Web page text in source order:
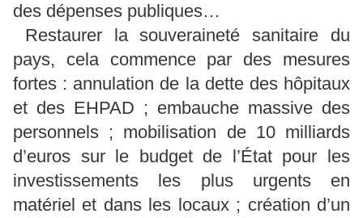
des dépenses publiques…
Restaurer la souveraineté sanitaire du
pays, cela commence par des mesures
fortes : annulation de la dette des hôpitaux
et des EHPAD ; embauche massive des
personnels ; mobilisation de 10 milliards
d’euros sur le budget de l’État pour les
investissements les plus urgents en
matériel et dans les locaux ; création d’un